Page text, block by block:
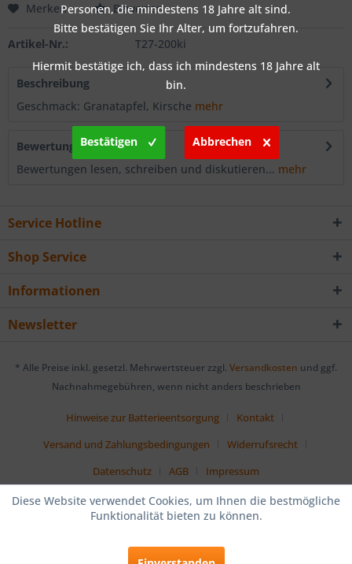
Merken Bewerten
Artikel-Nr.: T27-200ki
Beschreibung
Geschmack: Granatapfel, Kirsche mehr
Bewertungen
0
Bewertungen lesen, schreiben und diskutieren... mehr
Service Hotline
Shop Service
Informationen
Newsletter
* Alle Preise inkl. gesetzl. Mehrwertsteuer zzgl. Versandkosten und ggf.
Nachnahmegebühren, wenn nicht anders beschrieben
Hinweise zur Batterieentsorgung
Kontakt
Versand und Zahlungsbedingungen
Widerrufsrecht
Datenschutz
AGB Impressum
Diese Website verwendet Cookies, um Ihnen die bestmögliche
Funktionalität bieten zu können.
Personen, die mindestens 18 Jahre alt sind.
Bitte bestätigen Sie Ihr Alter, um fortzufahren.
Hiermit bestätige ich, dass ich mindestens 18 Jahre alt
bin.
Bestätigen Abbrechen